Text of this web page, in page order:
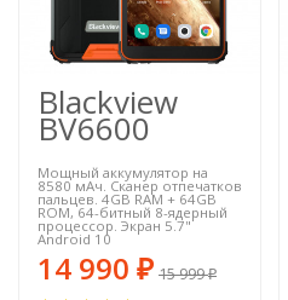
Blackview
BV6600
Мощный аккумулятор на
8580 мАч. Сканер отпечатков
пальцев. 4GB RAM + 64GB
ROM, 64-битный 8-ядерный
процессор. Экран 5.7"
Android 10
14 990 ₽ 15 999₽